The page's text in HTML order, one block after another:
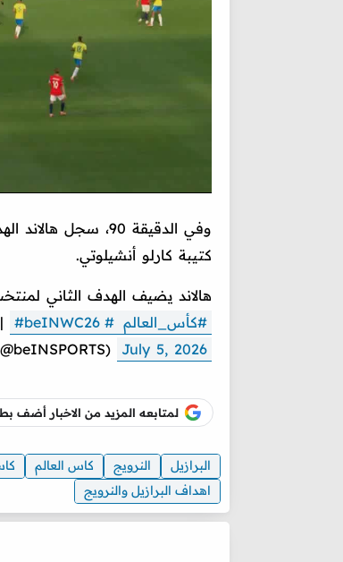
وفي الدقيقة 90،
كتيبة كارلو أنشيلوتي.
هالاند يضيف الهدف الثاني
#كأس_العالم #FIFAWorldCup2026
|
#beINWC26
July 5, 2026
لمتابعه المزيد من الاخبار
البرازيل النرويج كاس العالم
اهداف البرازيل والنرويج